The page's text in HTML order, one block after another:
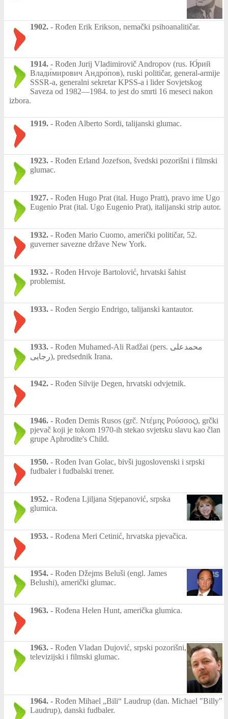
1902. - Rođen Erik Erikson, nemački psihoanalitičar.
1914. - Rođen Jurij Vladimirovič Andropov (rus. Ю́рий
Влади́мирович Андро́пов), ruski političar, general-armije
SSSR-a, generalni sekretar KPSS-a i lider Sovjetskog
Saveza od 1982—1984. to jest do smrti 16 meseci nakon
izbora.
1919. - Rođen Alberto Sordi, talijanski glumac.
1923. - Rođen Erland Jozefson, švedski pozorišni i filmski
glumac.
1927. - Rođen Hugo Prat (ital. Hugo Pratt), pravo ime Ugo
Eugenio Prat (ital. Ugo Eugenio Prat), italijanski strip autor.
1932. - Rođen Mario Cuomo, američki političar, 52.
guverner savezne države New York.
1932. - Rođen Hrvoje Bartolović, hrvatski šahist
problemist.
1933. - Rođen Sergio Endrigo, talijanski kantautor.
1933. - Rođen Muhamed-Ali Radžai (pers. محمدعلی
رجایی), predsednik Irana.
1942. - Rođen Silvije Degen, hrvatski odvjetnik.
1946. - Rođen Demis Rusos (grč. Ντέμης Ρούσσος), grčki
pjevač koji je tokom 1970-ih stekao svjetsku slavu kao član
grupe Aphrodite's Child.
1950. - Rođen Ivan Golac, bivši jugoslovenski i srpski
fudbaler i fudbalski trener.
1952. - Rođena Ljiljana Stjepanović, srpska
glumica.
1953. - Rođena Meri Cetinić, hrvatska pjevačica.
1954. - Rođen Džejms Beluši (engl. James
Belushi), američki glumac.
1963. - Rođena Helen Hunt, američka glumica.
1963. - Rođen Vladan Dujović, srpski pozorišni,
televizijski i filmski glumac.
1964. - Rođen Mihael „Bili“ Laudrup (dan. Michael "Billy"
Laudrup), danski fudbaler.